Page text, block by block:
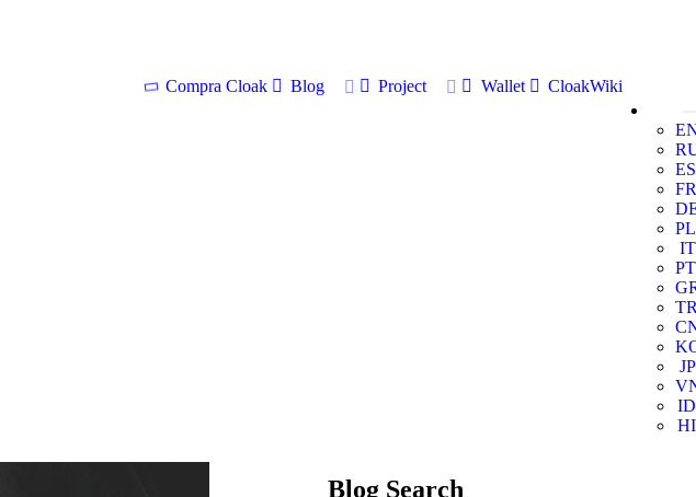
Compra Cloak Blog Project Wallet
CloakWiki
ES
FR
PL
IT
PT
JP
ID
HI
Blog Search